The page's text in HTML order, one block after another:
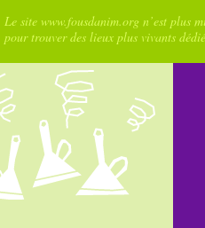
Le site www.fousdanim.org n’est plus
pour trouver des lieux plus vivants